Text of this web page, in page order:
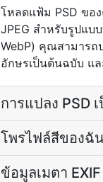
โหลดแฟ้ม PSD ขอ
JPEG สำหรับรูปแบ
WebP) คุณสามารถ
อักษรเป็นต้นฉบับ แ
การแปลง PSD
โพรไฟล์สีของฉั
ข้อมูลเมตา